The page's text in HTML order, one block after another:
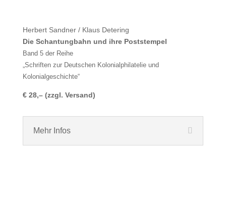
Herbert Sandner / Klaus Detering
Die Schantungbahn und ihre Poststempel
Band 5 der Reihe
„Schriften zur Deutschen Kolonialphilatelie und
Kolonialgeschichte“
€ 28,– (zzgl. Versand)
Mehr Infos